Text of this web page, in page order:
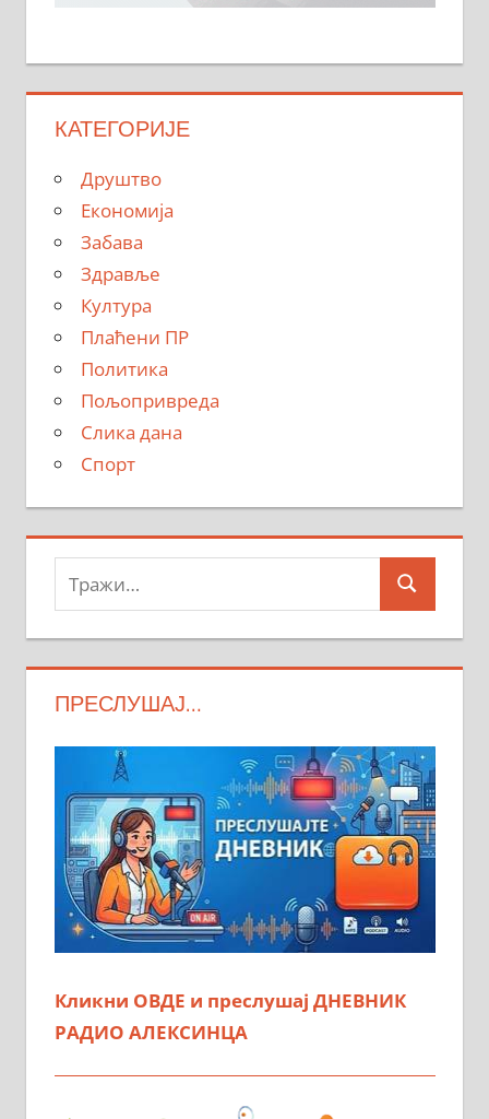
КАТЕГОРИЈЕ
Друштво
Економија
Забава
Здравље
Култура
Плаћени ПР
Политика
Пољопривреда
Слика дана
Спорт
Тражи:
Search
ПРЕСЛУШАЈ…
Кликни ОВДЕ и преслушај ДНЕВНИК
РАДИО АЛЕКСИНЦА